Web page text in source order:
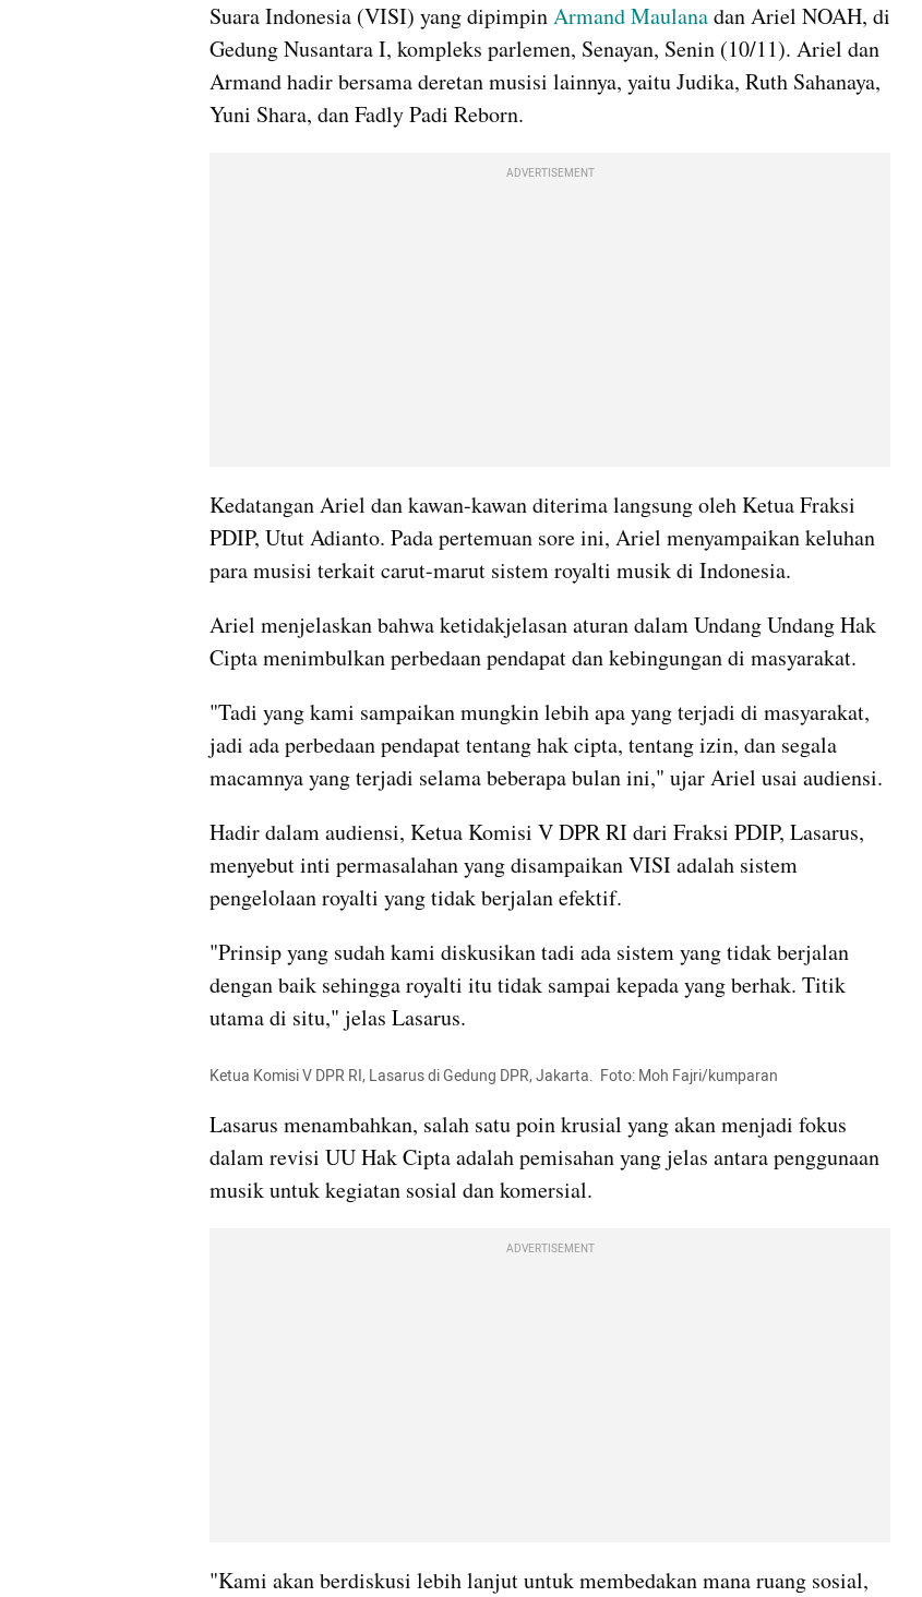
Suara Indonesia (VISI) yang dipimpin Armand Maulana dan Ariel NOAH, di
Gedung Nusantara I, kompleks parlemen, Senayan, Senin (10/11). Ariel dan
Armand hadir bersama deretan musisi lainnya, yaitu Judika, Ruth Sahanaya,
Yuni Shara, dan Fadly Padi Reborn.
ADVERTISEMENT
Kedatangan Ariel dan kawan-kawan diterima langsung oleh Ketua Fraksi
PDIP, Utut Adianto. Pada pertemuan sore ini, Ariel menyampaikan keluhan
para musisi terkait carut-marut sistem royalti musik di Indonesia.
Ariel menjelaskan bahwa ketidakjelasan aturan dalam Undang Undang Hak
Cipta menimbulkan perbedaan pendapat dan kebingungan di masyarakat.
"Tadi yang kami sampaikan mungkin lebih apa yang terjadi di masyarakat,
jadi ada perbedaan pendapat tentang hak cipta, tentang izin, dan segala
macamnya yang terjadi selama beberapa bulan ini," ujar Ariel usai audiensi.
Hadir dalam audiensi, Ketua Komisi V DPR RI dari Fraksi PDIP, Lasarus,
menyebut inti permasalahan yang disampaikan VISI adalah sistem
pengelolaan royalti yang tidak berjalan efektif.
"Prinsip yang sudah kami diskusikan tadi ada sistem yang tidak berjalan
dengan baik sehingga royalti itu tidak sampai kepada yang berhak. Titik
utama di situ," jelas Lasarus.
Ketua Komisi V DPR RI, Lasarus di Gedung DPR, Jakarta.  Foto: Moh Fajri/kumparan
Lasarus menambahkan, salah satu poin krusial yang akan menjadi fokus
dalam revisi UU Hak Cipta adalah pemisahan yang jelas antara penggunaan
musik untuk kegiatan sosial dan komersial.
ADVERTISEMENT
"Kami akan berdiskusi lebih lanjut untuk membedakan mana ruang sosial,